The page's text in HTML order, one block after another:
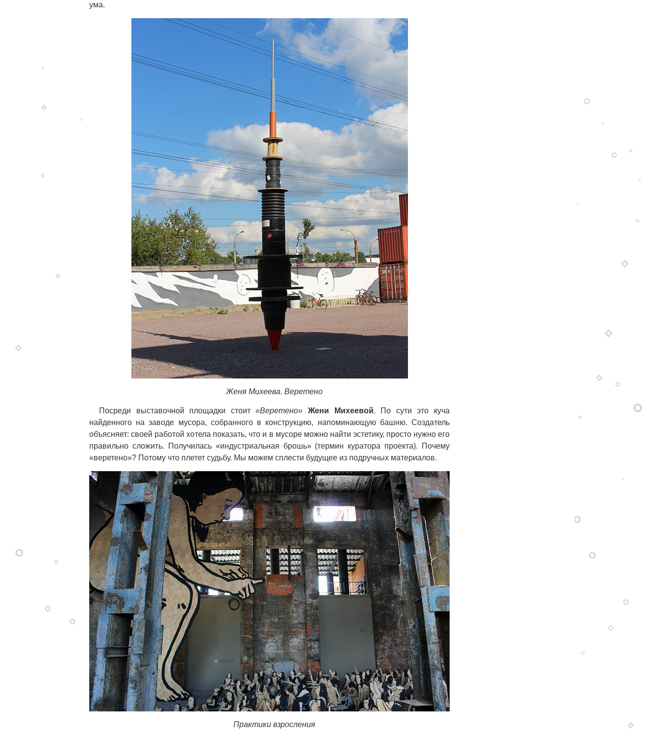
ума.
Женя Михеева. Веретено
Посреди выставочной площадки стоит«Веретено» Жени Михеевой. По сути это куча
найденного на заводе мусора, собранного в конструкцию, напоминающую башню. Создатель
объясняет: своей работой хотела показать, что и в мусоре можно найти эстетику, просто нужно его
правильно сложить. Получилась «индустриальная брошь» (термин куратора проекта). Почему
«веретено»? Потому что плетет судьбу. Мы можем сплести будущее из подручных материалов.
Практики взросления